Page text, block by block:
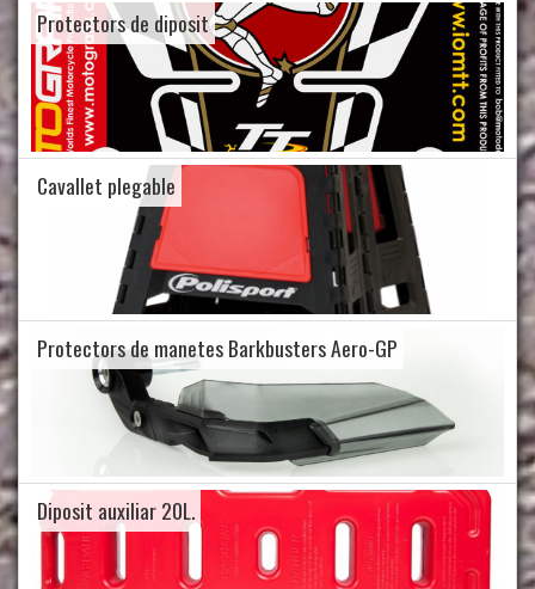
Protectors de diposit
Cavallet plegable
Protectors de manetes Barkbusters Aero-GP
Diposit auxiliar 20L.